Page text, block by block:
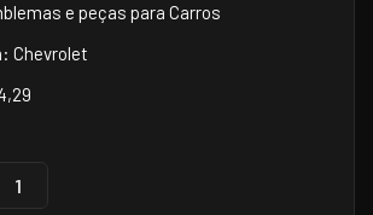
e peças para Carros
Chevrolet